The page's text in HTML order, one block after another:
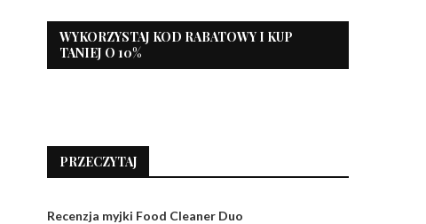
WYKORZYSTAJ KOD RABATOWY I KUP
TANIEJ O 10%
PRZECZYTAJ
Recenzja myjki Food Cleaner Duo